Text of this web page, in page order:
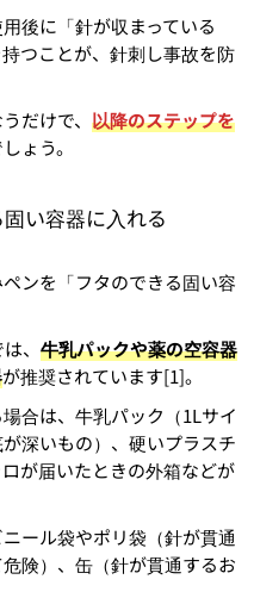
後に「針が収まっている
つことが、針刺し事故を防
だけで、以降のステップを
ょう。
い容器に入れる
ンを「フタのできる固い容
は、牛乳パックや薬の空容器
が推奨されています[1]。
合は、牛乳パック（1Lサイ
深いもの）、硬いプラスチ
が届いたときの外箱などが
ール袋やポリ袋（針が貫通
険）、缶（針が貫通するお